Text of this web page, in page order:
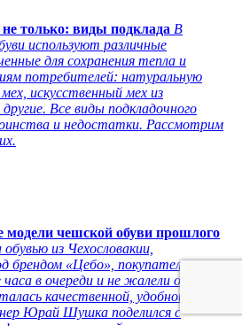
только: виды подклада В
используют различные
для сохранения тепла и
потребителей: натуральную
искусственный мех из
Все виды подкладочного
и недостатки. Рассмотрим
чешской обуви прошлого
из Чехословакии,
брендом «Цебо», покупатели
в очереди и не жалели об этом,
качественной, удобной и
Юрай Шушка поделился с